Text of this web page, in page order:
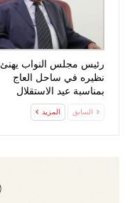
رئيس مجلس النواب يهنئ
نظيره في ساحل العاج
بمناسبة عيد الاستقلال
السابق المزيد